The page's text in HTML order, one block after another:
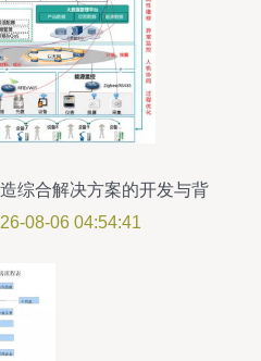
综合解决方案的开发与背
景08-06 04:54:41